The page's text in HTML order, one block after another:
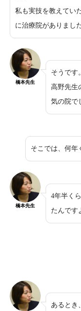
私も実技を教えてい
に治療院がありまし
橋本先生
そうです。
高野先生
気の院で
そこでは、何年
橋本先生
4年半く
たんです
あるとき